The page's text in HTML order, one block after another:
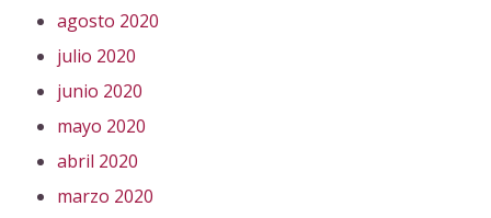
agosto 2020
julio 2020
junio 2020
mayo 2020
abril 2020
marzo 2020